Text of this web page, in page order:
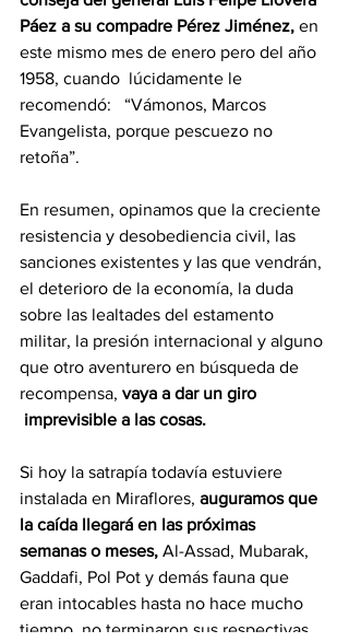
Páez a su compadre Pérez Jiménez, en
este mismo mes de enero pero del año
1958, cuando  lúcidamente le
recomendó:   “Vámonos, Marcos
Evangelista, porque pescuezo no
retoña”.
En resumen, opinamos que la creciente
resistencia y desobediencia civil, las
sanciones existentes y las que vendrán,
el deterioro de la economía, la duda
sobre las lealtades del estamento
militar, la presión internacional y alguno
que otro aventurero en búsqueda de
recompensa, vaya a dar un giro
imprevisible a las cosas.
Si hoy la satrapía todavía estuviere
instalada en Miraflores, auguramos que
la caída llegará en las próximas
semanas o meses, Al-Assad, Mubarak,
Gaddafi, Pol Pot y demás fauna que
eran intocables hasta no hace mucho
tiempo, no terminaron sus respectivas